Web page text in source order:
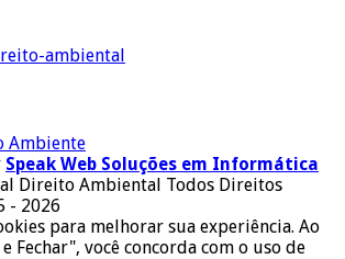
Speak Web Soluções em Informática
Direito Ambiental Todos Direitos
- 2026
para melhorar sua experiência. Ao
Fechar", você concorda com o uso de